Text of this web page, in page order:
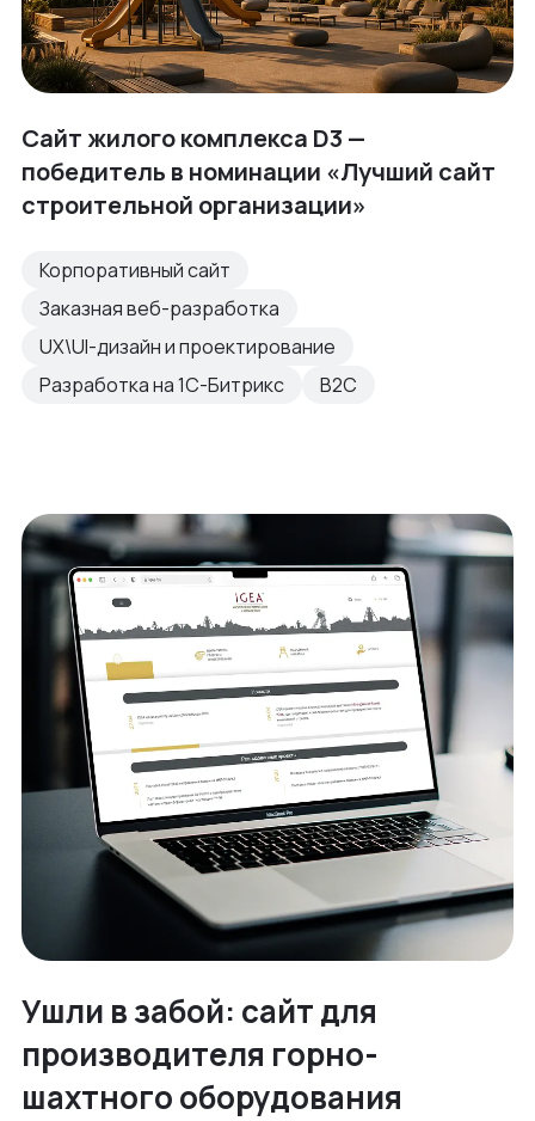
Сайт жилого комплекса D3 —
победитель в номинации «Лучший сайт
строительной организации»
Корпоративный сайт
Заказная веб-разработка
UX\UI-дизайн и проектирование
Разработка на 1С-Битрикс
B2C
Ушли в забой: сайт для
производителя горно-
шахтного оборудования